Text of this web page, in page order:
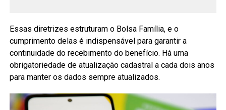
Essas diretrizes estruturam o Bolsa Família, e o
cumprimento delas é indispensável para garantir a
continuidade do recebimento do benefício. Há uma
obrigatoriedade de atualização cadastral a cada dois anos
para manter os dados sempre atualizados.